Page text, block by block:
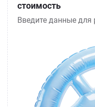
стоимость
Введите данные для